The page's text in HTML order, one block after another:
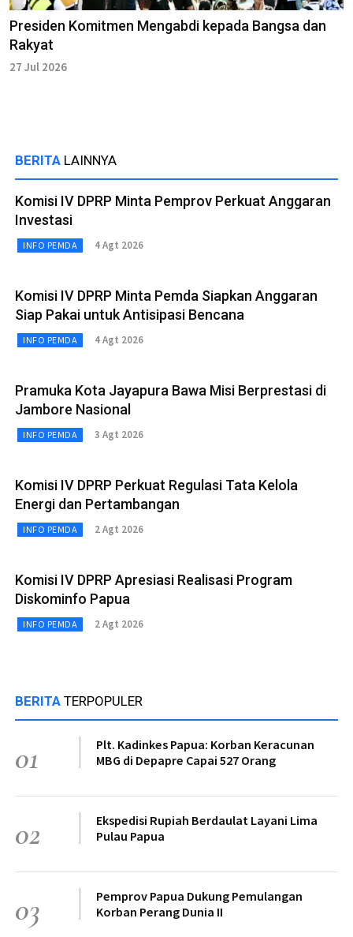
Presiden Komitmen Mengabdi kepada Bangsa dan
Rakyat
27 Jul 2026
BERITA LAINNYA
Komisi IV DPRP Minta Pemprov Perkuat Anggaran
Investasi
INFO PEMDA 4 Agt 2026
Komisi IV DPRP Minta Pemda Siapkan Anggaran
Siap Pakai untuk Antisipasi Bencana
INFO PEMDA 4 Agt 2026
Pramuka Kota Jayapura Bawa Misi Berprestasi di
Jambore Nasional
INFO PEMDA 3 Agt 2026
Komisi IV DPRP Perkuat Regulasi Tata Kelola
Energi dan Pertambangan
INFO PEMDA 2 Agt 2026
Komisi IV DPRP Apresiasi Realisasi Program
Diskominfo Papua
INFO PEMDA 2 Agt 2026
BERITA TERPOPULER
01
Plt. Kadinkes Papua: Korban Keracunan
MBG di Depapre Capai 527 Orang
02
Ekspedisi Rupiah Berdaulat Layani Lima
Pulau Papua
03
Pemprov Papua Dukung Pemulangan
Korban Perang Dunia II